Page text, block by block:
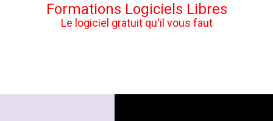
Formations Logiciels Libres
Le logiciel gratuit qu'il vous faut